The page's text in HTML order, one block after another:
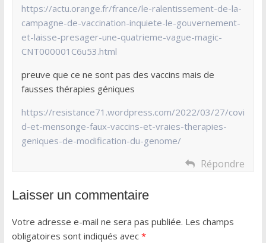
https://actu.orange.fr/france/le-ralentissement-de-la-
campagne-de-vaccination-inquiete-le-gouvernement-
et-laisse-presager-une-quatrieme-vague-magic-
CNT000001C6u53.html
preuve que ce ne sont pas des vaccins mais de
fausses thérapies géniques
https://resistance71.wordpress.com/2022/03/27/covi
d-et-mensonge-faux-vaccins-et-vraies-therapies-
geniques-de-modification-du-genome/
Répondre
Laisser un commentaire
Votre adresse e-mail ne sera pas publiée. Les champs
obligatoires sont indiqués avec *